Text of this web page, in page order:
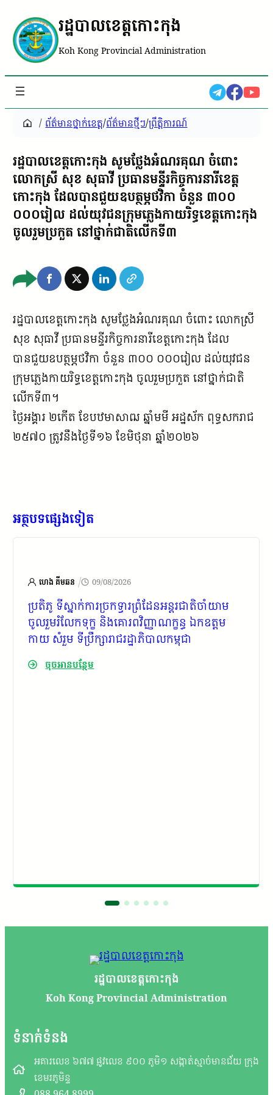
រដ្ឋបាលខេត្តកោះកុង
Koh Kong Provincial Administration
/ ព័ត៌មានថ្នាក់ខេត្ត/ព័ត៌មានថ្មីៗ/ព្រឹត្តិការណ៍
រដ្ឋបាលខេត្តកោះកុង សូមថ្លែងអំណរគុណ ចំពោះ
លោកស្រី សុខ សុធាវី ប្រធានមន្ទីរកិច្ចការនារីខេត្ត
កោះកុង ដែលបានជួយឧបត្ថម្ភថវិកា ចំនួន ៣០០
០០០រៀល ដល់យុវជនក្រុមភ្លេងកាយរិទ្ធខេត្តកោះកុង
ចូលរួមប្រកួត នៅថ្នាក់ជាតិលើកទី៣
រដ្ឋបាលខេត្តកោះកុង សូមថ្លែងអំណរគុណ ចំពោះ លោកស្រី
សុខ សុធាវី ប្រធានមន្ទីរកិច្ចការនារីខេត្តកោះកុង ដែល
បានជួយឧបត្ថម្ភថវិកា ចំនួន ៣០០ ០០០រៀល ដល់យុវជន
ក្រុមភ្លេងកាយរិទ្ធខេត្តកោះកុង ចូលរួមប្រកួត នៅថ្នាក់ជាតិ
លើកទី៣។
ថ្ងៃអង្គារ ២កើត ខែបឋមាសាឍ ឆ្នាំមមី អដ្ឋស័ក ពុទ្ធសករាជ
២៥៧០ ត្រូវនឹងថ្ងៃទី១៦ ខែមិថុនា ឆ្នាំ២០២៦
អត្ថបទផ្សេងទៀត
ហេង គីមឆន / 09/08/2026
ប្រតិភូ ទីស្នាក់ការច្រកទ្វារព្រំដែនអន្តរជាតិចាំយាម
ចូលរួមរំលែកទុក្ខ និងគោរពវិញ្ញាណក្ខន្ធ ឯកឧត្តម
កាយ សំរួម ទីប្រឹក្សារាជរដ្ឋាភិបាលកម្ពុជា
ចុចអានបន្ថែម
រដ្ឋបាលខេត្តកោះកុង
Koh Kong Provincial Administration
ទំនាក់ទំនង
អគារលេខ ៦៧៧ ផ្លូវលេខ ៩០០ ភូមិ១ សង្កាត់ស្មាច់មានជ័យ ក្រុង
ខេមរភូមិន្ទ